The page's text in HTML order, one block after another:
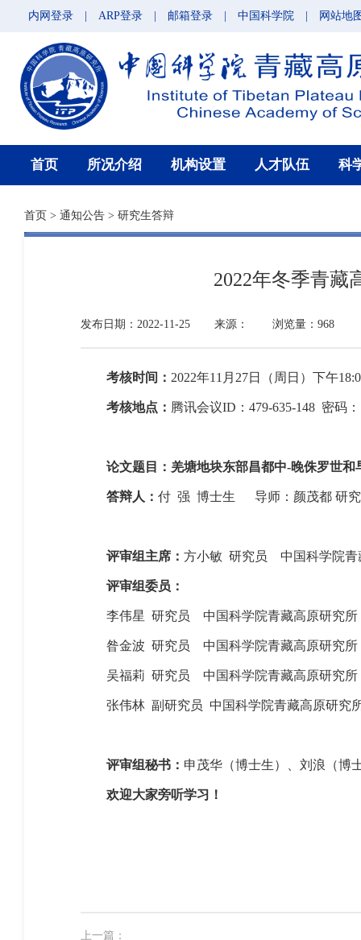
内网登录 ARP登录 邮箱登录 中国科学院 网站地
首页 所况介绍 机构设置 人才队伍 科
首页 > 通知公告 > 研究生答辩
2022年冬季青藏
发布日期：2022-11-25 来源： 浏览量：968
考核时间： 2022年11 月 27日（周日）下午
考核地点： 腾讯会议ID ： 479-635-148 密码：
论文题目：羌塘地块东部昌都中-晚侏罗世和
答辩人： 付 强 博士生 导师： 颜茂都 研
评审组主席： 方小敏 研究员 中国科学院
评审组委员：
李伟星 研究员 中国科学院青藏高原研究所
昝金波 研究员 中国科学院青藏高原研究所
吴福莉 研究员 中国科学院青藏高原研究所
张伟林 副研究员 中国科学院青藏高原研究
评审组秘书： 申茂华（博士生）、刘浪（博
欢迎大家旁听学习！
上一篇：